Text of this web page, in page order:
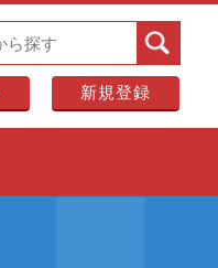
新規登録